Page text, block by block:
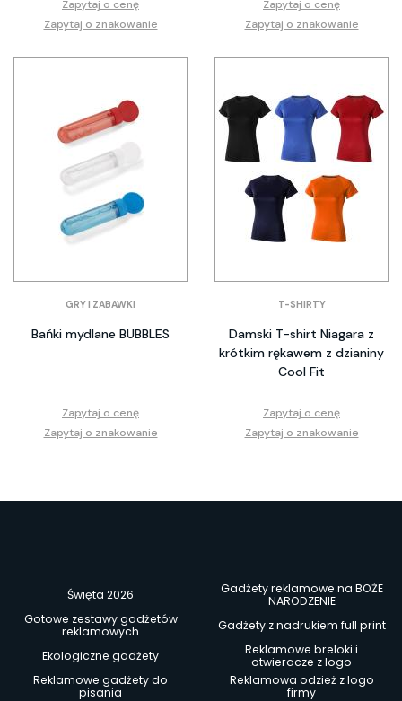
Zapytaj o cenę
Zapytaj o znakowanie
Zapytaj o cenę
Zapytaj o znakowanie
GRY I ZABAWKI
Bańki mydlane BUBBLES
Zapytaj o cenę
Zapytaj o znakowanie
T-SHIRTY
Damski T-shirt Niagara z
krótkim rękawem z dzianiny
Cool Fit
Zapytaj o cenę
Zapytaj o znakowanie
Święta 2026
Gadżety reklamowe na BOŻE
NARODZENIE
Gotowe zestawy gadżetów
reklamowych
Gadżety z nadrukiem full print
Ekologiczne gadżety
Reklamowe breloki i
otwieracze z logo
Reklamowe gadżety do
pisania
Reklamowa odzież z logo
firmy